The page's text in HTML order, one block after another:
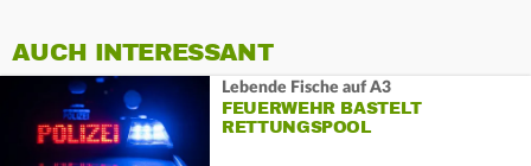
AUCH INTERESSANT
Lebende Fische auf A3
FEUERWEHR BASTELT
RETTUNGSPOOL